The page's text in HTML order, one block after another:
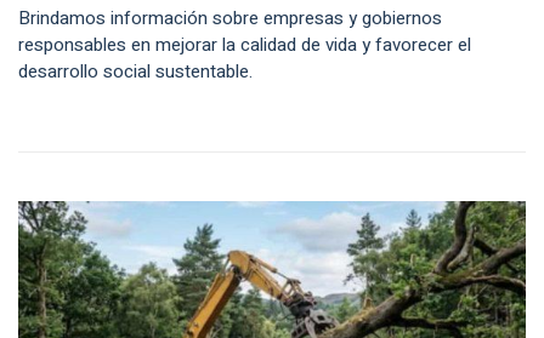
Brindamos información sobre empresas y gobiernos
responsables en mejorar la calidad de vida y favorecer el
desarrollo social sustentable.